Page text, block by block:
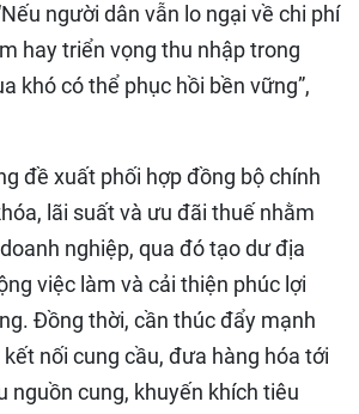
người dân vẫn lo ngại về chi phí
hay triển vọng thu nhập trong
khó có thể phục hồi bền vững”,
đề xuất phối hợp đồng bộ chính
lãi suất và ưu đãi thuế nhằm
nghiệp, qua đó tạo dư địa
việc làm và cải thiện phúc lợi
Đồng thời, cần thúc đẩy mạnh
nối cung cầu, đưa hàng hóa tới
nguồn cung, khuyến khích tiêu